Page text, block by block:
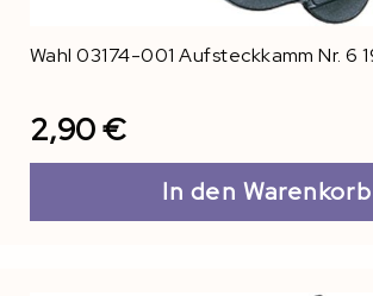
Wahl
2,90 €
In den Warenkorb